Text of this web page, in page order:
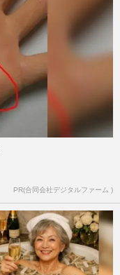
PR(合同会社デジタルファーム )